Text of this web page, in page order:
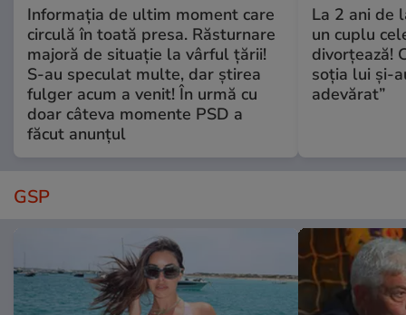
Informația de ultim moment care
circulă în toată presa. Răsturnare
majoră de situație la vârful țării!
S-au speculat multe, dar știrea
fulger acum a venit! În urmă cu
doar câteva momente PSD a
făcut anunțul
La 2 ani de
un cuplu
divorțează!
soția lui și-
adevărat”
GSP